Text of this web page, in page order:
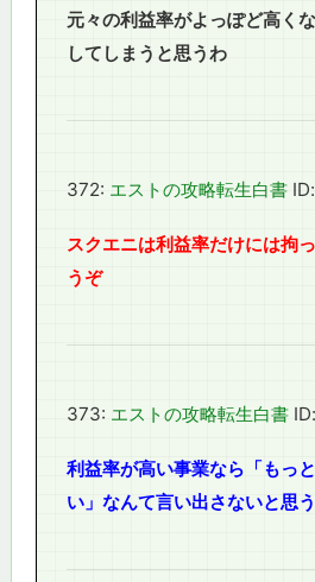
元々の利益率がよっぽど高く
してしまうと思うわ
372: エストの攻略転生白書
スクエニは利益率だけには拘
うぞ
373: エストの攻略転生白書
利益率が高い事業なら「もっ
い」なんて言い出さないと思